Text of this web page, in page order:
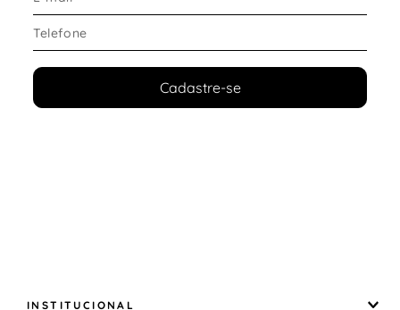
Cadastre-se
INSTITUCIONAL